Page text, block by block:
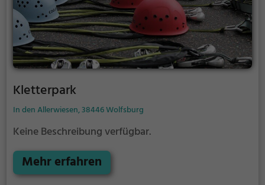
Kletterpark
In den Allerwiesen, 38446 Wolfsburg
Keine Beschreibung verfügbar.
Mehr erfahren